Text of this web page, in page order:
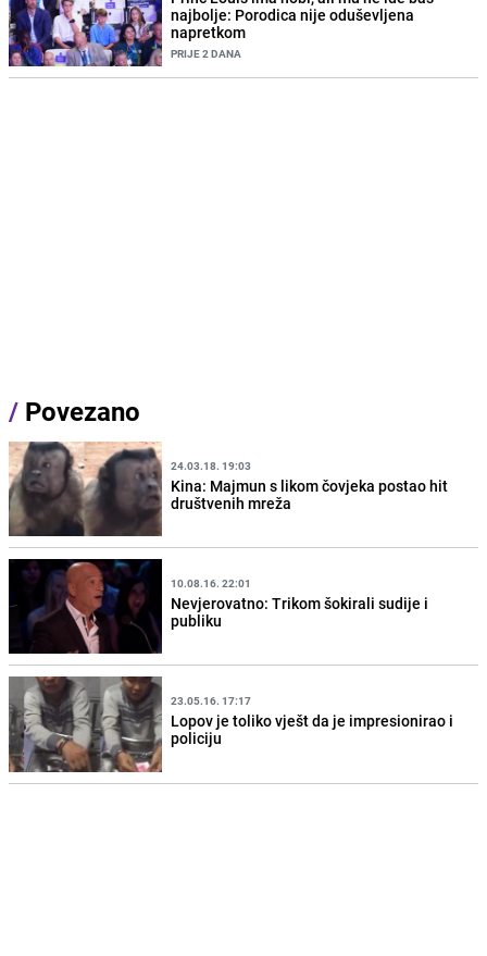
najbolje: Porodica nije oduševljena
napretkom
PRIJE 2 DANA
/ Povezano
24.03.18. 19:03
Kina: Majmun s likom čovjeka postao hit
društvenih mreža
10.08.16. 22:01
Nevjerovatno: Trikom šokirali sudije i
publiku
23.05.16. 17:17
Lopov je toliko vješt da je impresionirao i
policiju